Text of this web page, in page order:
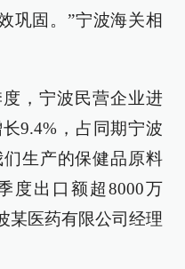
巩固。”宁波海关相
，宁波民营企业进
9.4%，占同期宁波
生产的保健品原料
度出口额超8000万
某医药有限公司经理